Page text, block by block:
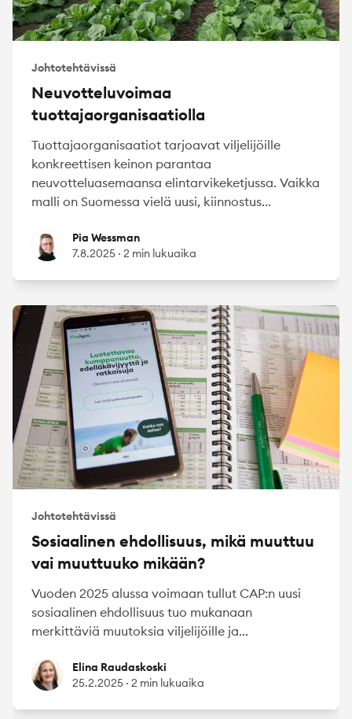
Johtotehtävissä
Neuvotteluvoimaa
tuottajaorganisaatiolla
Tuottajaorganisaatiot tarjoavat viljelijöille
konkreettisen keinon parantaa
neuvotteluasemaansa elintarvikeketjussa. Vaikka
malli on Suomessa vielä uusi, kiinnostus...
Pia WessmanPia Wessman
7.8.2025 · 2 min lukuaika
Johtotehtävissä
Sosiaalinen ehdollisuus, mikä muuttuu
vai muuttuuko mikään?
Vuoden 2025 alussa voimaan tullut CAP:n uusi
sosiaalinen ehdollisuus tuo mukanaan
merkittäviä muutoksia viljelijöille ja...
Elina Raudaskoski
Elina Raudaskoski
25.2.2025 · 2 min lukuaika